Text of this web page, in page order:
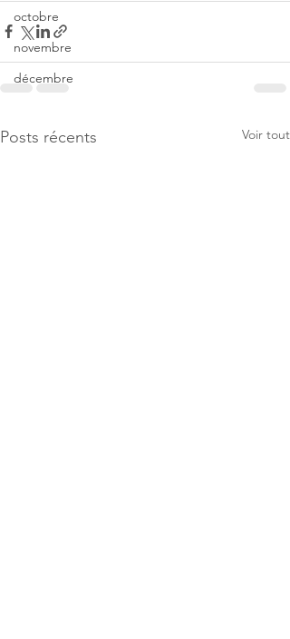
octobre
novembre
décembre
Posts récents Voir tout